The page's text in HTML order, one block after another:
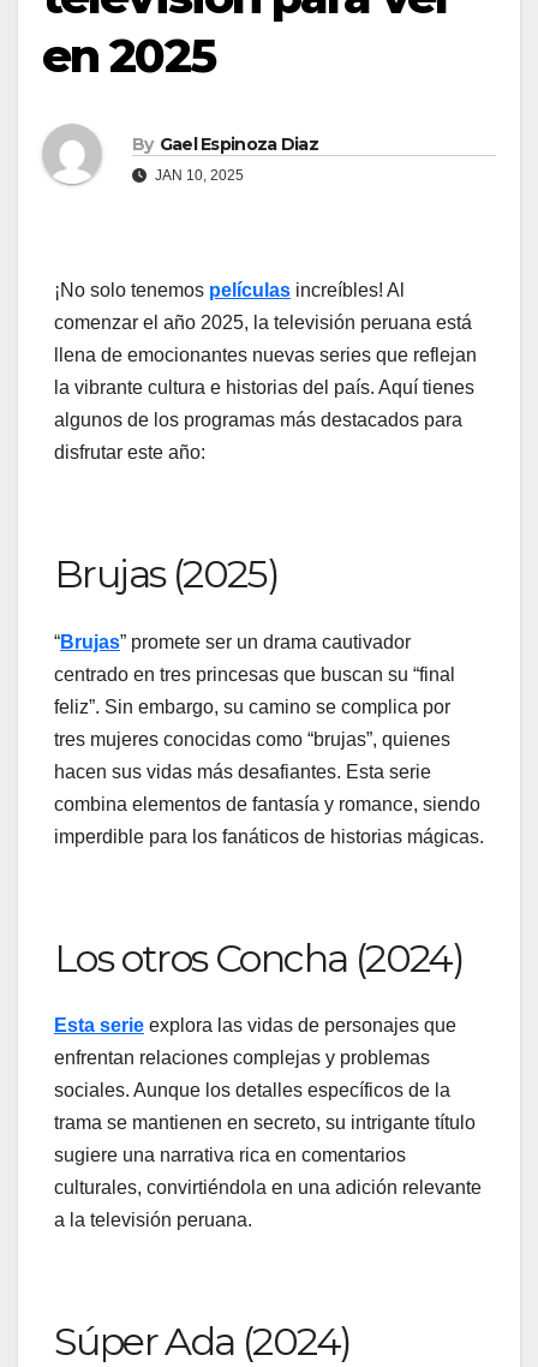
en 2025
By Gael Espinoza Diaz
JAN 10, 2025
¡No solo tenemos películas increíbles! Al
comenzar el año 2025, la televisión peruana está
llena de emocionantes nuevas series que reflejan
la vibrante cultura e historias del país. Aquí tienes
algunos de los programas más destacados para
disfrutar este año:
Brujas (2025)
“Brujas” promete ser un drama cautivador
centrado en tres princesas que buscan su “final
feliz”. Sin embargo, su camino se complica por
tres mujeres conocidas como “brujas”, quienes
hacen sus vidas más desafiantes. Esta serie
combina elementos de fantasía y romance, siendo
imperdible para los fanáticos de historias mágicas.
Los otros Concha (2024)
Esta serie explora las vidas de personajes que
enfrentan relaciones complejas y problemas
sociales. Aunque los detalles específicos de la
trama se mantienen en secreto, su intrigante título
sugiere una narrativa rica en comentarios
culturales, convirtiéndola en una adición relevante
a la televisión peruana.
Súper Ada (2024)